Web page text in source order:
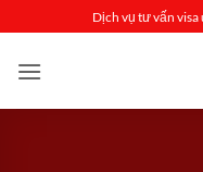
qua
nội
Dịch vụ tư vấn